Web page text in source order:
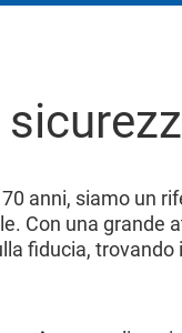
anni, siamo un
Con una grande
fiducia,